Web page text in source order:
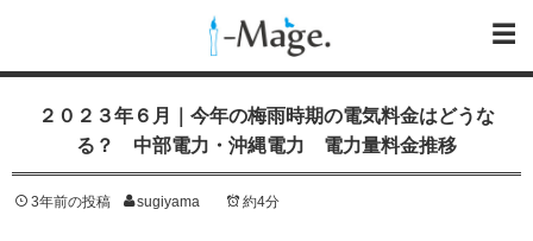
２０２３年６月｜今年の梅雨時期の電気料金はどうな
る？ 中部電力・沖縄電力 電力量料金推移
3年前の投稿 sugiyama 約4分